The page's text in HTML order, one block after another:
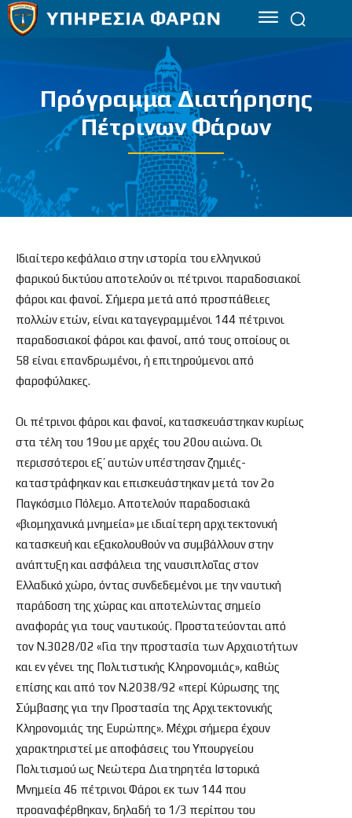
Πρόγραμμα Διατήρησης
Πέτρινων Φάρων
Ιδιαίτερο κεφάλαιο στην ιστορία του ελληνικού
φαρικού δικτύου αποτελούν οι πέτρινοι παραδοσιακοί
φάροι και φανοί. Σήμερα μετά από προσπάθειες
πολλών ετών, είναι καταγεγραμμένοι 144 πέτρινοι
παραδοσιακοί φάροι και φανοί, από τους οποίους οι
58 είναι επανδρωμένοι, ή επιτηρούμενοι από
φαροφύλακες.
Οι πέτρινοι φάροι και φανοί, κατασκευάστηκαν κυρίως
στα τέλη του 19ου με αρχές του 20ου αιώνα. Οι
περισσότεροι εξ’ αυτών υπέστησαν ζημιές-
καταστράφηκαν και επισκευάστηκαν μετά τον 2ο
Παγκόσμιο Πόλεμο. Αποτελούν παραδοσιακά
«βιομηχανικά μνημεία» με ιδιαίτερη αρχιτεκτονική
κατασκευή και εξακολουθούν να συμβάλλουν στην
ανάπτυξη και ασφάλεια της ναυσιπλοΐας στον
Ελλαδικό χώρο, όντας συνδεδεμένοι με την ναυτική
παράδοση της χώρας και αποτελώντας σημείο
αναφοράς για τους ναυτικούς. Προστατεύονται από
τον Ν.3028/02 «Για την προστασία των Αρχαιοτήτων
και εν γένει της Πολιτιστικής Κληρονομιάς», καθώς
επίσης και από τον Ν.2038/92 «περί Κύρωσης της
Σύμβασης για την Προστασία της Αρχιτεκτονικής
Κληρονομιάς της Ευρώπης». Μέχρι σήμερα έχουν
χαρακτηριστεί με αποφάσεις του Υπουργείου
Πολιτισμού ως Νεώτερα Διατηρητέα Ιστορικά
Μνημεία 46 πέτρινοι Φάροι εκ των 144 που
προαναφέρθηκαν, δηλαδή το 1/3 περίπου του